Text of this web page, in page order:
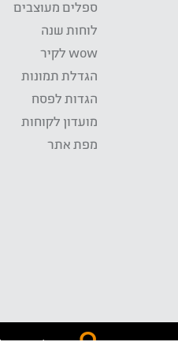
ספלים מעוצבים
לוחות שנה
wow לקיר
הגדלת תמונות
הגדות לפסח
מועדון לקוחות
מפת אתר
התשלום באתר WOW מאובטח בטכנולוגית SSL